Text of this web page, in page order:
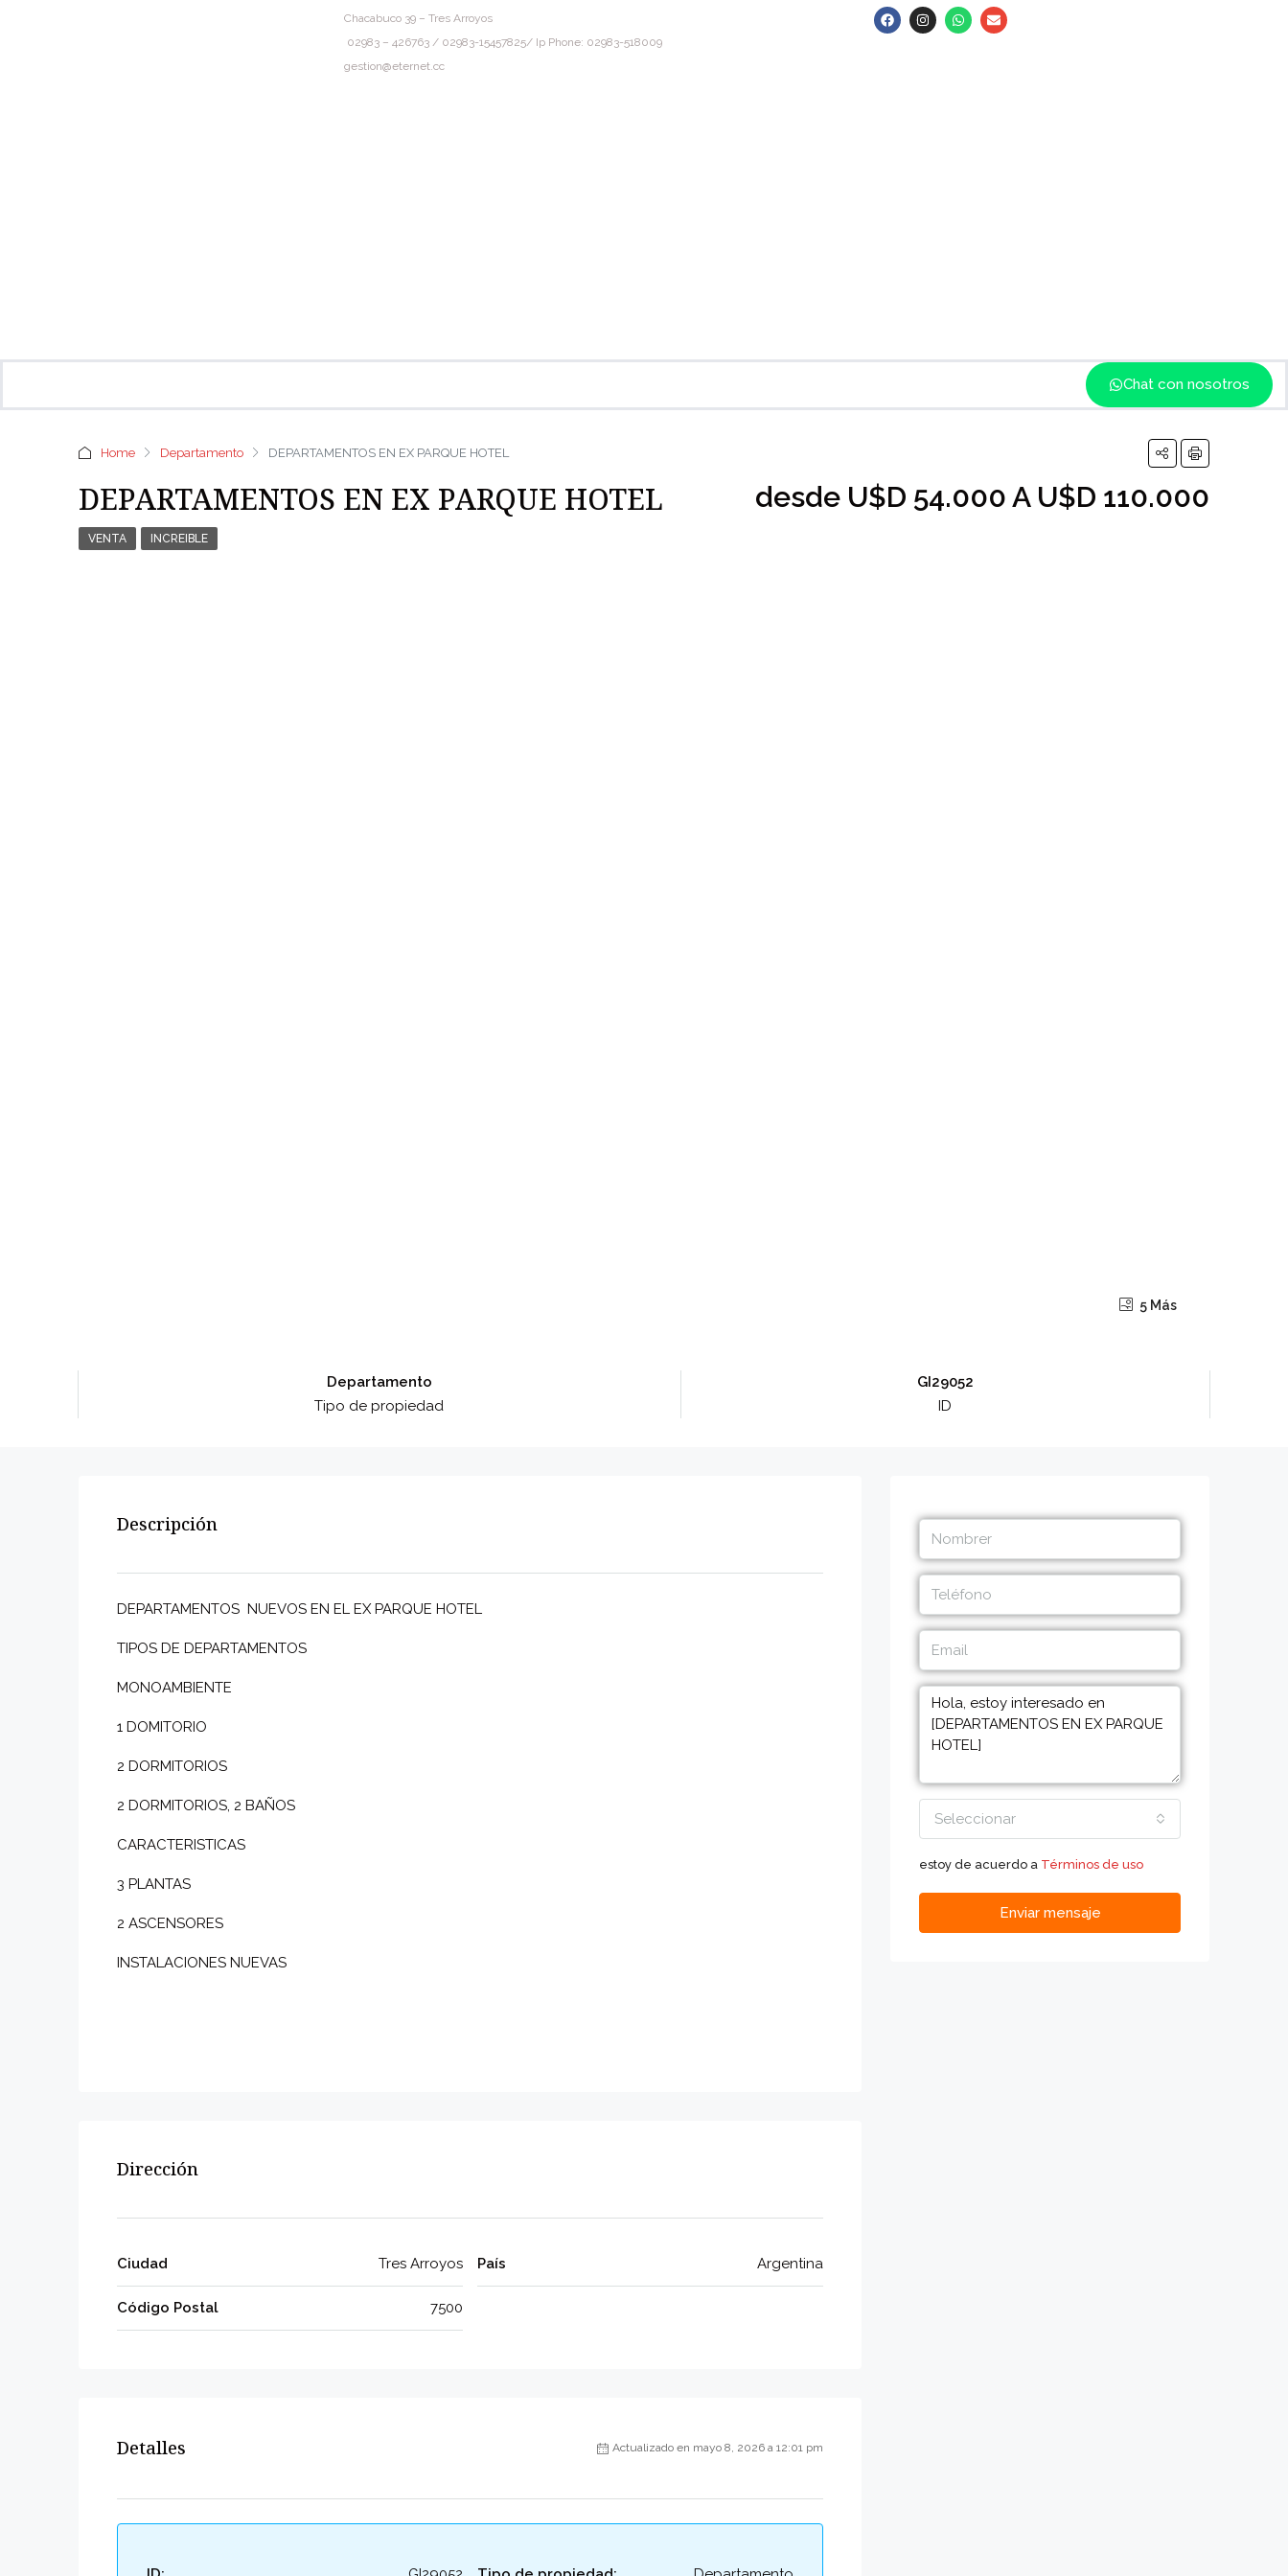
Chacabuco 39 – Tres Arroyos
02983 – 426763 / 02983-15457825/ Ip Phone: 02983-518009
gestion@eternet.cc
Chat con nosotros
Home Departamento DEPARTAMENTOS EN EX PARQUE HOTEL
DEPARTAMENTOS EN EX PARQUE HOTEL desde U$D 54.000 A U$D 110.000
VENTA INCREIBLE
5 Más
Departamento
Tipo de propiedad
GI29052
ID
Descripción
DEPARTAMENTOS NUEVOS EN EL EX PARQUE HOTEL
TIPOS DE DEPARTAMENTOS
MONOAMBIENTE
1 DOMITORIO
2 DORMITORIOS
2 DORMITORIOS, 2 BAÑOS
CARACTERISTICAS
3 PLANTAS
2 ASCENSORES
INSTALACIONES NUEVAS
Dirección
Ciudad Tres Arroyos
Código Postal 7500
País Argentina
Detalles Actualizado en mayo 8, 2026 a 12:01 pm
Seleccionar
estoy de acuerdo a Términos de uso
Enviar mensaje